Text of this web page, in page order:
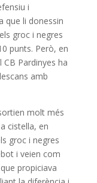
i
que li donessin
groc i negres
punts. Però, en
Pardinyes ha
amb
molt més
cistella, en
groc i negres
i veien com
propiciava